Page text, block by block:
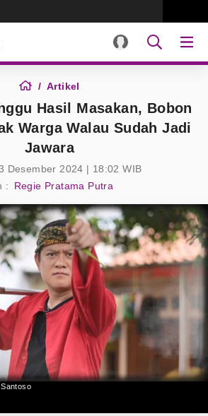
Artikel
Hasil Masakan, Bobon
Warga Walau Sudah Jadi
Jawara
Desember 2024 | 18:02 WIB
:
Regie Pratama Putra